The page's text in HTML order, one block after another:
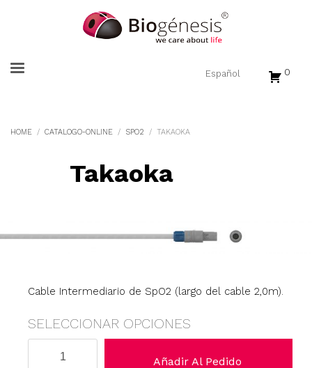
0
HOME CATALOGO-ONLINE SPO2 TAKAOKA
Takaoka
Cable Intermediario de SpO2 (largo del cable 2,0m).
SELECCIONAR OPCIONES
Añadir Al Pedido